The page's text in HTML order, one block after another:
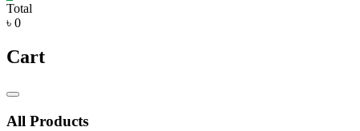
Total
৳ 0
Cart
Catalog
All Products